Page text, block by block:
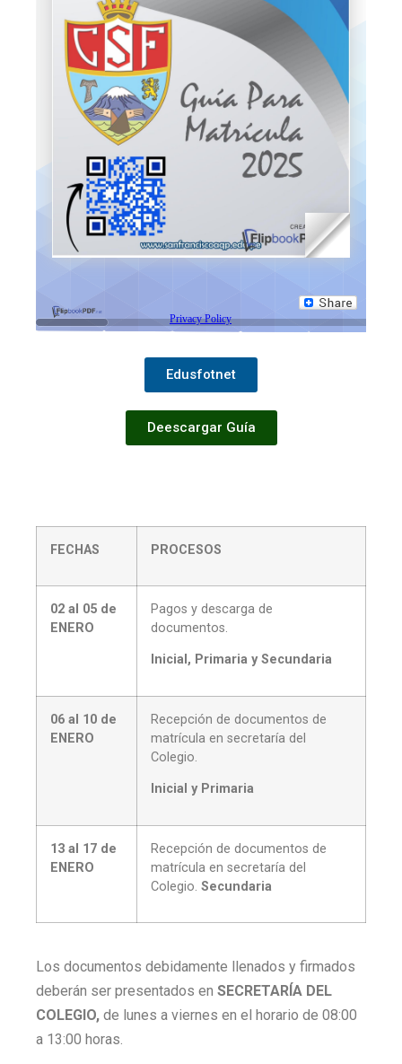
Edusfotnet
Deescargar Guía
FECHAS PROCESOS
02 al 05 de
ENERO
Pagos y descarga de
documentos.
Inicial, Primaria y Secundaria
06 al 10 de
ENERO
Recepción de documentos de
matrícula en secretaría del
Colegio.
Inicial y Primaria
13 al 17 de
ENERO
Recepción de documentos de
matrícula en secretaría del
Colegio. Secundaria
Los documentos debidamente llenados y firmados
deberán ser presentados en SECRETARÍA DEL
COLEGIO, de lunes a viernes en el horario de 08:00
a 13:00 horas.